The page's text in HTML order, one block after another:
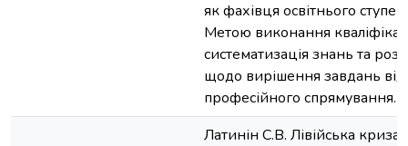
як фахівця освітнього
Метою виконання
систематизація знань та
щодо вирішення завдань
професійного спрямування.
Латинін С.В. Лівійська криза